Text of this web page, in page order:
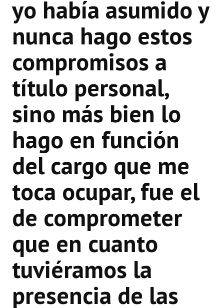
yo había asumido y
nunca hago estos
compromisos a
título personal,
sino más bien lo
hago en función
del cargo que me
toca ocupar, fue el
de comprometer
que en cuanto
tuviéramos la
presencia de las